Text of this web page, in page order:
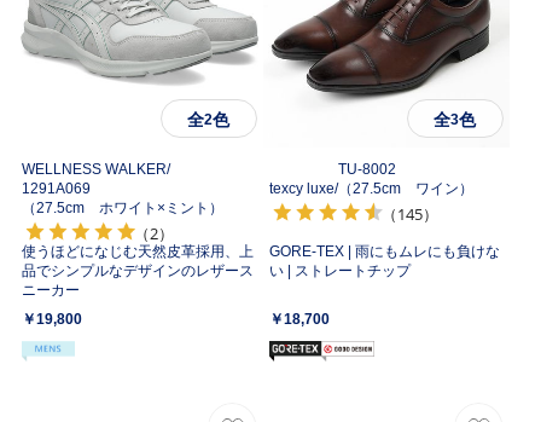
全2色
WELLNESS WALKER/
1291A069
（27.5cm ホワイト×ミント）
（2）
使うほどになじむ天然皮革採用、上
品でシンプルなデザインのレザース
ニーカー
￥19,800
全3色
texcy luxe/
TU-8002
（27.5cm ワイン）
（145）
GORE-TEX | 雨にもムレにも負けな
い | ストレートチップ
￥18,700